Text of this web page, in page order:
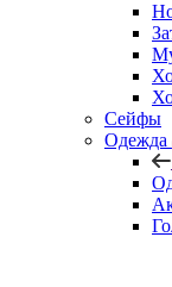
Сейфы
Одежда